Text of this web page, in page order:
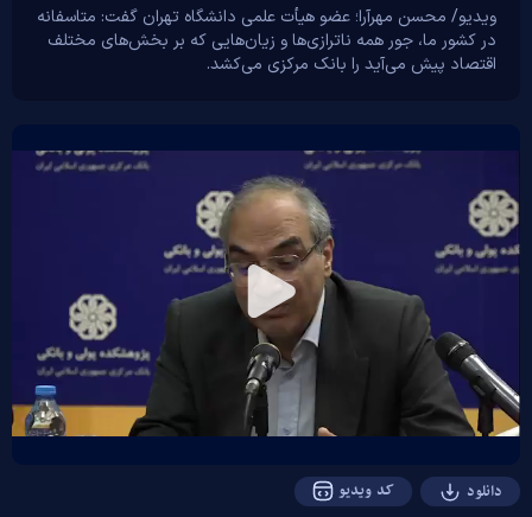
ویدیو/ محسن مهرآرا؛ عضو هیأت علمی دانشگاه تهران گفت: متاسفانه
در کشور ما، جور همه ناترازی‌ها و زیان‌هایی که بر بخش‌های مختلف
اقتصاد پیش می‌آید را بانک مرکزی می‌کشد.
Play
Video
دانلود کد ویدیو